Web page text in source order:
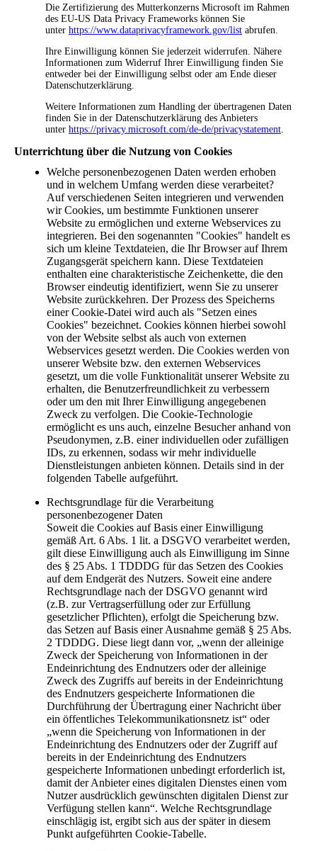
Die Zertifizierung des Mutterkonzerns Microsoft im Rahmen
des EU-US Data Privacy Frameworks können Sie
unter https://www.dataprivacyframework.gov/list abrufen.
Ihre Einwilligung können Sie jederzeit widerrufen. Nähere
Informationen zum Widerruf Ihrer Einwilligung finden Sie
entweder bei der Einwilligung selbst oder am Ende dieser
Datenschutzerklärung.
Weitere Informationen zum Handling der übertragenen Daten
finden Sie in der Datenschutzerklärung des Anbieters
unter https://privacy.microsoft.com/de-de/privacystatement.
Unterrichtung über die Nutzung von Cookies
Welche personenbezogenen Daten werden erhoben
und in welchem Umfang werden diese verarbeitet?
Auf verschiedenen Seiten integrieren und verwenden
wir Cookies, um bestimmte Funktionen unserer
Website zu ermöglichen und externe Webservices zu
integrieren. Bei den sogenannten "Cookies" handelt es
sich um kleine Textdateien, die Ihr Browser auf Ihrem
Zugangsgerät speichern kann. Diese Textdateien
enthalten eine charakteristische Zeichenkette, die den
Browser eindeutig identifiziert, wenn Sie zu unserer
Website zurückkehren. Der Prozess des Speicherns
einer Cookie-Datei wird auch als "Setzen eines
Cookies" bezeichnet. Cookies können hierbei sowohl
von der Website selbst als auch von externen
Webservices gesetzt werden. Die Cookies werden von
unserer Website bzw. den externen Webservices
gesetzt, um die volle Funktionalität unserer Website zu
erhalten, die Benutzerfreundlichkeit zu verbessern
oder um den mit Ihrer Einwilligung angegebenen
Zweck zu verfolgen. Die Cookie-Technologie
ermöglicht es uns auch, einzelne Besucher anhand von
Pseudonymen, z.B. einer individuellen oder zufälligen
IDs, zu erkennen, sodass wir mehr individuelle
Dienstleistungen anbieten können. Details sind in der
folgenden Tabelle aufgeführt.
Rechtsgrundlage für die Verarbeitung
personenbezogener Daten
Soweit die Cookies auf Basis einer Einwilligung
gemäß Art. 6 Abs. 1 lit. a DSGVO verarbeitet werden,
gilt diese Einwilligung auch als Einwilligung im Sinne
des § 25 Abs. 1 TDDDG für das Setzen des Cookies
auf dem Endgerät des Nutzers. Soweit eine andere
Rechtsgrundlage nach der DSGVO genannt wird
(z.B. zur Vertragserfüllung oder zur Erfüllung
gesetzlicher Pflichten), erfolgt die Speicherung bzw.
das Setzen auf Basis einer Ausnahme gemäß § 25 Abs.
2 TDDDG. Diese liegt dann vor, „wenn der alleinige
Zweck der Speicherung von Informationen in der
Endeinrichtung des Endnutzers oder der alleinige
Zweck des Zugriffs auf bereits in der Endeinrichtung
des Endnutzers gespeicherte Informationen die
Durchführung der Übertragung einer Nachricht über
ein öffentliches Telekommunikationsnetz ist“ oder
„wenn die Speicherung von Informationen in der
Endeinrichtung des Endnutzers oder der Zugriff auf
bereits in der Endeinrichtung des Endnutzers
gespeicherte Informationen unbedingt erforderlich ist,
damit der Anbieter eines digitalen Dienstes einen vom
Nutzer ausdrücklich gewünschten digitalen Dienst zur
Verfügung stellen kann“. Welche Rechtsgrundlage
einschlägig ist, ergibt sich aus der später in diesem
Punkt aufgeführten Cookie-Tabelle.